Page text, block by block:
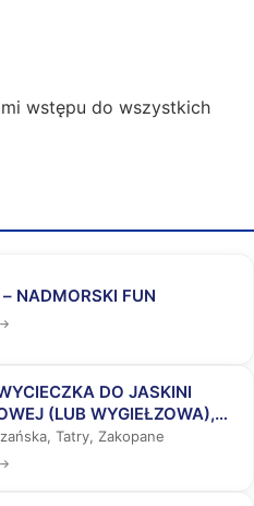
wstępu do wszystkich
NADMORSKI FUN
DO JASKINI
(LUB WYGIEŁZOWA),
Tatry, Zakopane